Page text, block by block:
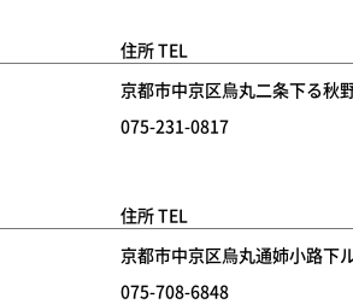
住所 TEL
京都市中京区烏丸二条下る秋
075-231-0817
住所 TEL
京都市中京区烏丸通姉小路下
075-708-6848